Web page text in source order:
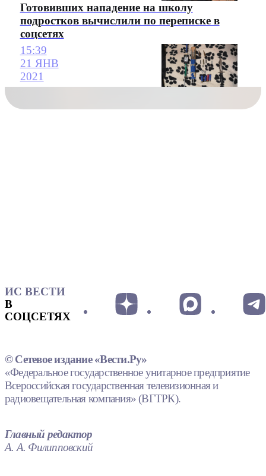
Готовивших нападение на школу
подростков вычислили по переписке в
соцсетях
15:39
21 ЯНВ
2021
ИС ВЕСТИ
В
СОЦСЕТЯХ
© Сетевое издание «Вести.Ру»
«Федеральное государственное унитарное предприятие
Всероссийская государственная телевизионная и
радиовещательная компания» (ВГТРК).
Главный редактор
А. А. Филипповский